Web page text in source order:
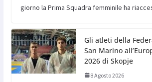
giorno la Prima Squadra femminile ha
Gli atleti della
San Marino
2026 di Skopje
8 Agosto 2026